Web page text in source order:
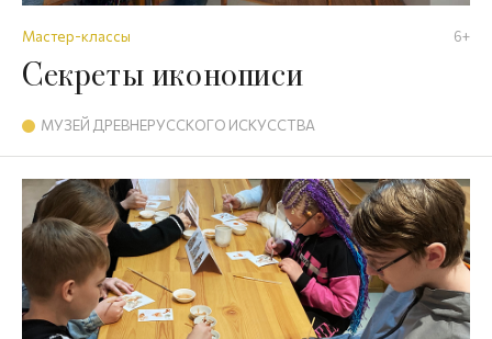
Мастер-классы 6+
Секреты иконописи
МУЗЕЙ ДРЕВНЕРУССКОГО ИСКУССТВА